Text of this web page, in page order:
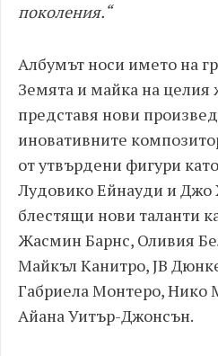
поколения.“
Албумът носи името на
Земята и майка на целия
представя нови
иновативните
от утвърдени фигури
Лудовико Ейнауди и
блестящи нови таланти
Жасмин Барнс, Оливия
Майкъл Канитро, JB
Габриела Монтеро, Нико
Айана Уитър-Джонсън.